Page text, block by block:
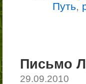
Путь,
Письмо
29.09.2010